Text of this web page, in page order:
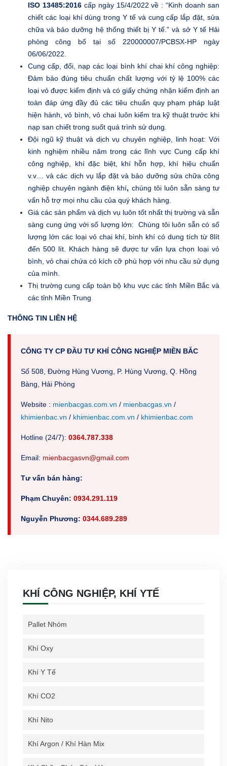
ISO 13485:2016cấp ngày 15/4/2022 về : “Kinh doanh san
chiết các loại khí dùng trong Y tế và cung cấp lắp đặt, sửa
chữa và bảo dưỡng hệ thống thiết bị Y tế.” và sở Y tế Hải
phòng công bố tại số 220000007/PCBSX-HP ngày
06/06/2022.
Cung cấp, đổi, nạp các loại bình khí chai khí công nghiệp:
Đảm bảo đúng tiêu chuẩn chất lượng với tỷ lệ 100% các
loại vỏ được kiểm định và có giấy chứng nhận kiểm định an
toàn đáp ứng đầy đủ các tiêu chuẩn quy phạm pháp luật
hiện hành, vỏ bình, vỏ chai luôn kiểm tra kỹ thuật trước khi
nạp san chiết trong suốt quá trình sử dụng.
Đội ngũ kỹ thuật và dịch vụ chuyên nghiệp, linh hoạt: Với
kinh nghiệm nhiều năm trong các lĩnh vực Cung cấp khí
công nghiệp, khí đặc biệt, khí hỗn hợp, khí hiệu chuẩn
v.v… và các dịch vụ lắp đặt và bảo dưỡng sửa chữa công
nghiệp chuyên ngành điện khí, chúng tôi luôn sẵn sàng tư
vấn hỗ trợ mọi nhu cầu của quý khách hàng.
Giá các sản phẩm và dịch vụ luôn tốt nhất thị trường và sẵn
sàng cung ứng với số lượng lớn:
Chúng tôi luôn sẵn có số
lượng lớn các loại vỏ chai khí, bình khí có dung tích từ 8lít
đến 500 lít. Khách hàng sẽ được tư vấn lựa chọn loại vỏ
bình, vỏ chai chứa có kích cỡ phù hợp với nhu cầu sử dụng
của mình.
Thị trường cung cấp toàn bộ khu vực các tỉnh Miền Bắc và
các tỉnh Miền Trung
THÔNG TIN LIÊN HỆ
CÔNG TY CP ĐẦU TƯ KHÍ CÔNG NGHIỆP MIỀN BẮC
Số 508, Đường Hùng Vương, P. Hùng Vương, Q. Hồng
Bàng, Hải Phòng
Website : mienbacgas.com.vn / mienbacgas.vn /
khimienbac.vn / khimienbac.com.vn / khimienbac.com
Hotline (24/7): 0364.787.338
Email: mienbacgasvn@gmail.com
Tư vấn bán hàng:
Phạm Chuyên: 0934.291.119
Nguyễn Phương: 0344.689.289
KHÍ CÔNG NGHIỆP, KHÍ YTẾ
Pallet Nhóm
Khí Oxy
Khí Y Tế
Khí CO2
Khí Nito
Khí Argon / Khí Hàn Mix